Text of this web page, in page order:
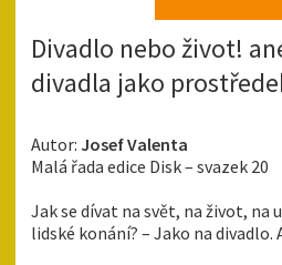
Divadlo nebo život!
divadla jako
Autor: Josef Valenta
Malá řada edice Disk – svazek 20
Jak se dívat na svět, na život, na
lidské konání? – Jako na divadlo.